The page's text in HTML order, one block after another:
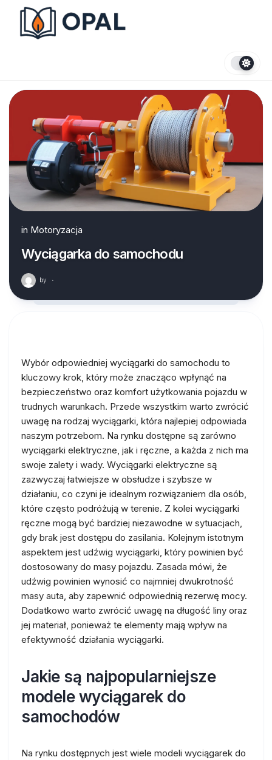
content
in Motoryzacja
Wyciągarka do samochodu
by ·
Wybór odpowiedniej wyciągarki do samochodu to
kluczowy krok, który może znacząco wpłynąć na
bezpieczeństwo oraz komfort użytkowania pojazdu w
trudnych warunkach. Przede wszystkim warto zwrócić
uwagę na rodzaj wyciągarki, która najlepiej odpowiada
naszym potrzebom. Na rynku dostępne są zarówno
wyciągarki elektryczne, jak i ręczne, a każda z nich ma
swoje zalety i wady. Wyciągarki elektryczne są
zazwyczaj łatwiejsze w obsłudze i szybsze w
działaniu, co czyni je idealnym rozwiązaniem dla osób,
które często podróżują w terenie. Z kolei wyciągarki
ręczne mogą być bardziej niezawodne w sytuacjach,
gdy brak jest dostępu do zasilania. Kolejnym istotnym
aspektem jest udźwig wyciągarki, który powinien być
dostosowany do masy pojazdu. Zasada mówi, że
udźwig powinien wynosić co najmniej dwukrotność
masy auta, aby zapewnić odpowiednią rezerwę mocy.
Dodatkowo warto zwrócić uwagę na długość liny oraz
jej materiał, ponieważ te elementy mają wpływ na
efektywność działania wyciągarki.
Jakie są najpopularniejsze
modele wyciągarek do
samochodów
Na rynku dostępnych jest wiele modeli wyciągarek do